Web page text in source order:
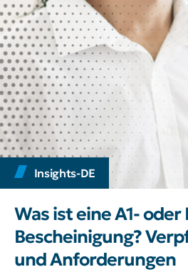
Insights-DE
Was ist eine A1- oder
Bescheinigung?
und Anforderungen